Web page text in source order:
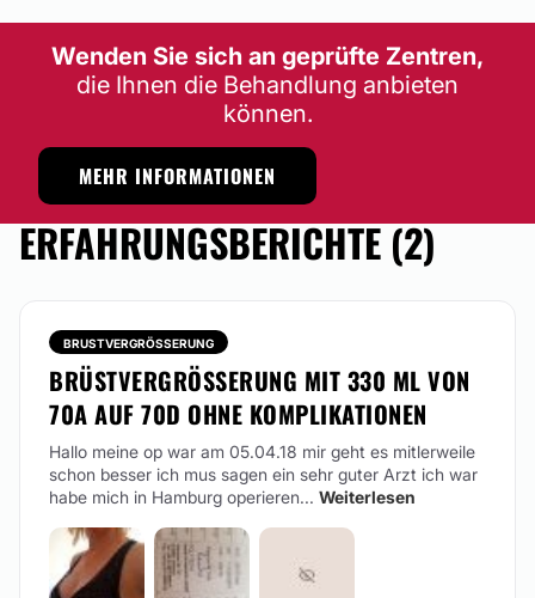
Wenden Sie sich an geprüfte Zentren,
die Ihnen die Behandlung anbieten
können.
MEHR INFORMATIONEN
ERFAHRUNGSBERICHTE (2)
BRUSTVERGRÖSSERUNG
BRÜSTVERGRÖSSERUNG MIT 330 ML VON 7
0A AUF 70D OHNE KOMPLIKATIONEN
Hallo meine op war am 05.04.18 mir geht es mitlerweile
schon besser ich mus sagen ein sehr guter Arzt ich war
habe mich in Hamburg operieren... Weiterlesen